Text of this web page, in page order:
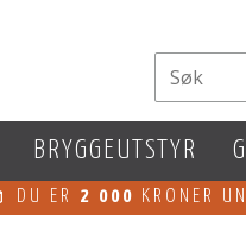
BRYGGEUTSTYR
DU ER 2 000 KRONER